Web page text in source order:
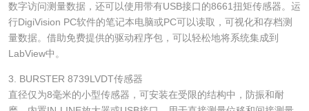
数字访问测量数据，还可以使用带有USB接口的8661扭矩传感器。运
行DigiVision PC软件的笔记本电脑或PC可以读取，可视化和存档测
量数据。借助免费提供的驱动程序包，可以轻松地将系统集成到
LabView中。
3. BURSTER 8739LVDT传感器
直径仅为8毫米的小型传感器，可安装在受限的结构中，防振和耐